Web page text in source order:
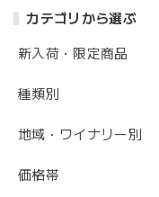
カテゴリから選ぶ
新入荷・限定商品
種類別
地域・ワイナリー別
価格帯